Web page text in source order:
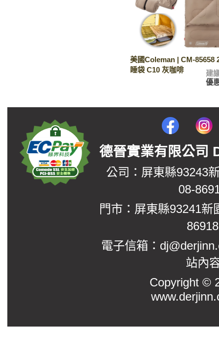
美國Coleman | CM-85658
睡袋 C10 灰咖啡
建
優
德晉實業有限公
公司：屏東縣93243
08-
門市：屏東縣93241
電子信箱：
站內
Copyright ©